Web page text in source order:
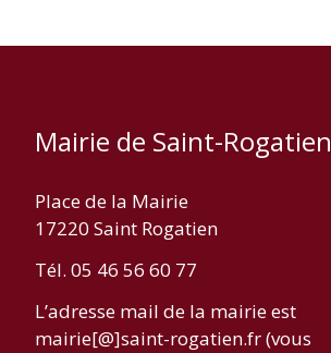
Mairie de Saint-Rogatien
Place de la Mairie
17220 Saint Rogatien
Tél. 05 46 56 60 77
L’adresse mail de la mairie est
mairie[@]saint-rogatien.fr (vous